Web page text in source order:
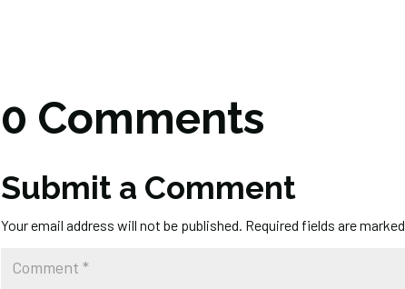
0 Comments
Submit a Comment
Your email address will not be published. Required fields are marked